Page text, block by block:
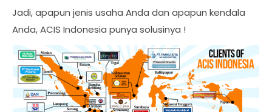
Jadi, apapun jenis usaha Anda dan apapun kendala
Anda, ACIS Indonesia punya solusinya !